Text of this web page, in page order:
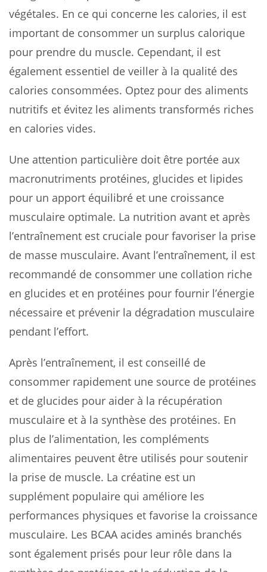
végétales. En ce qui concerne les calories, il est
important de consommer un surplus calorique
pour prendre du muscle. Cependant, il est
également essentiel de veiller à la qualité des
calories consommées. Optez pour des aliments
nutritifs et évitez les aliments transformés riches
en calories vides.
Une attention particulière doit être portée aux
macronutriments protéines, glucides et lipides
pour un apport équilibré et une croissance
musculaire optimale. La nutrition avant et après
l’entraînement est cruciale pour favoriser la prise
de masse musculaire. Avant l’entraînement, il est
recommandé de consommer une collation riche
en glucides et en protéines pour fournir l’énergie
nécessaire et prévenir la dégradation musculaire
pendant l’effort.
Après l’entraînement, il est conseillé de
consommer rapidement une source de protéines
et de glucides pour aider à la récupération
musculaire et à la synthèse des protéines. En
plus de l’alimentation, les compléments
alimentaires peuvent être utilisés pour soutenir
la prise de muscle. La créatine est un
supplément populaire qui améliore les
performances physiques et favorise la croissance
musculaire. Les BCAA acides aminés branchés
sont également prisés pour leur rôle dans la